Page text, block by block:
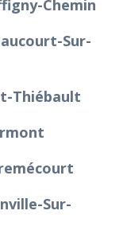
Chemin
Sur-
Thiébault
Sur-